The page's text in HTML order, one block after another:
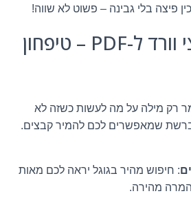
פיצה בלי גבינה – פשוט לא שווה!
המרה של קבצי וורד ל-PDF – טיפחון
רק מילה על מה לעשות כשזה לא
ברשת שמאפשרים לכם להמיר קבצים.
: חיפוש מהיר בגוגל יראה לכם מאות
מהירה.